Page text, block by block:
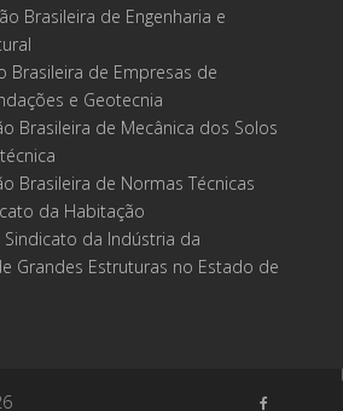
Brasileira de Engenharia e
Brasileira de Empresas de
e Geotecnia
Brasileira de Mecânica dos Solos
Brasileira de Normas Técnicas
da Habitação
Sindicato da Indústria da
Grandes Estruturas no Estado de